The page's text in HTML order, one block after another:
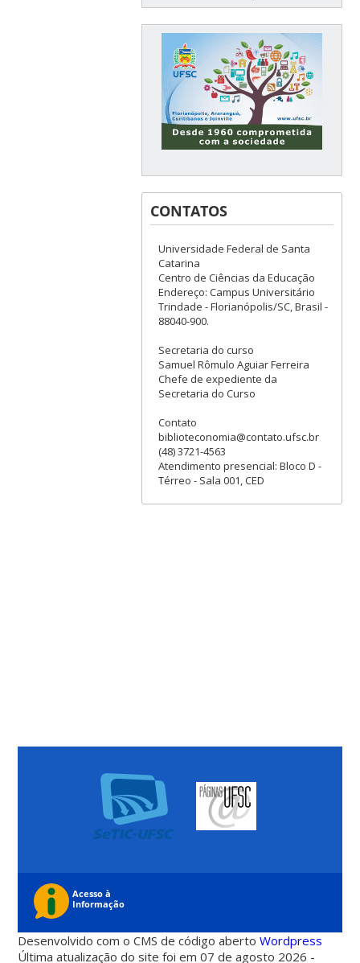
CONTATOS
Universidade Federal de Santa
Catarina
Centro de Ciências da Educação
Endereço: Campus Universitário
Trindade - Florianópolis/SC, Brasil -
88040-900.
Secretaria do curso
Samuel Rômulo Aguiar Ferreira
Chefe de expediente da
Secretaria do Curso
Contato
biblioteconomia@contato.ufsc.br
(48) 3721-4563
Atendimento presencial: Bloco D -
Térreo - Sala 001, CED
Desenvolvido com o CMS de código abertoWordpress
Última atualização do site foi em 07 de agosto 2026 -